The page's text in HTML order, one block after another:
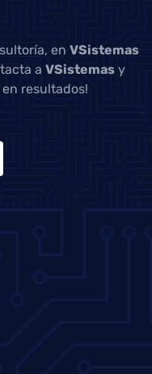
en VSistemas
a VSistemas y
resultados!